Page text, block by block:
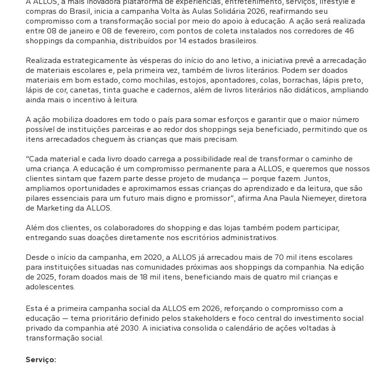
compras do Brasil, inicia a campanha Volta às Aulas Solidária 2026, reafirmando seu
compromisso com a transformação social por meio do apoio à educação. A ação será realizada
entre 08 de janeiro e 08 de fevereiro, com pontos de coleta instalados nos corredores de 46
shoppings da companhia, distribuídos por 14 estados brasileiros.
Realizada estrategicamente às vésperas do início do ano letivo, a iniciativa prevê a arrecadação
de materiais escolares e, pela primeira vez, também de livros literários. Podem ser doados
materiais em bom estado, como mochilas, estojos, apontadores, colas, borrachas, lápis preto,
lápis de cor, canetas, tinta guache e cadernos, além de livros literários não didáticos, ampliando
ainda mais o incentivo à leitura.
A ação mobiliza doadores em todo o país para somar esforços e garantir que o maior número
possível de instituições parceiras e ao redor dos shoppings seja beneficiado, permitindo que os
itens arrecadados cheguem às crianças que mais precisam.
“Cada material e cada livro doado carrega a possibilidade real de transformar o caminho de
uma criança. A educação é um compromisso permanente para a ALLOS, e queremos que nossos
clientes sintam que fazem parte desse projeto de mudança — porque fazem. Juntos,
ampliamos oportunidades e aproximamos essas crianças do aprendizado e da leitura, que são
pilares essenciais para um futuro mais digno e promissor”, afirma Ana Paula Niemeyer, diretora
de Marketing da ALLOS.
Além dos clientes, os colaboradores do shopping e das lojas também podem participar,
entregando suas doações diretamente nos escritórios administrativos.
Desde o início da campanha, em 2020, a ALLOS já arrecadou mais de 70 mil itens escolares
para instituições situadas nas comunidades próximas aos shoppings da companhia. Na edição
de 2025, foram doados mais de 18 mil itens, beneficiando mais de quatro mil crianças e
adolescentes.
Esta é a primeira campanha social da ALLOS em 2026, reforçando o compromisso com a
educação — tema prioritário definido pelos stakeholders e foco central do investimento social
privado da companhia até 2030. A iniciativa consolida o calendário de ações voltadas à
transformação social.
Serviço: